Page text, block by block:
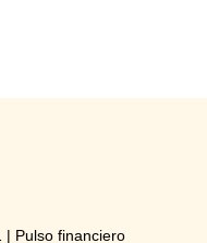
| Pulso financiero